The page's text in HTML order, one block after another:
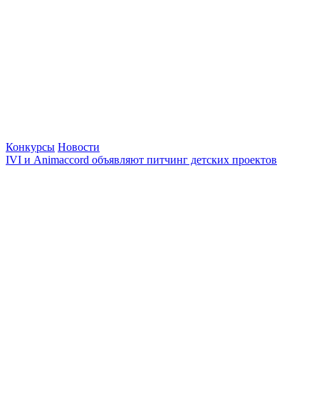
Конкурсы Новости
IVI и Animaccord объявляют питчинг детских проектов